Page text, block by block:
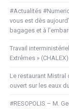
#Actualités
vous est dès
bagages et à
Travail
Extrêmes » (CHALEX)
Le restaurant Mistral
ouvert sur les eaux
#RESOPOLIS – M.